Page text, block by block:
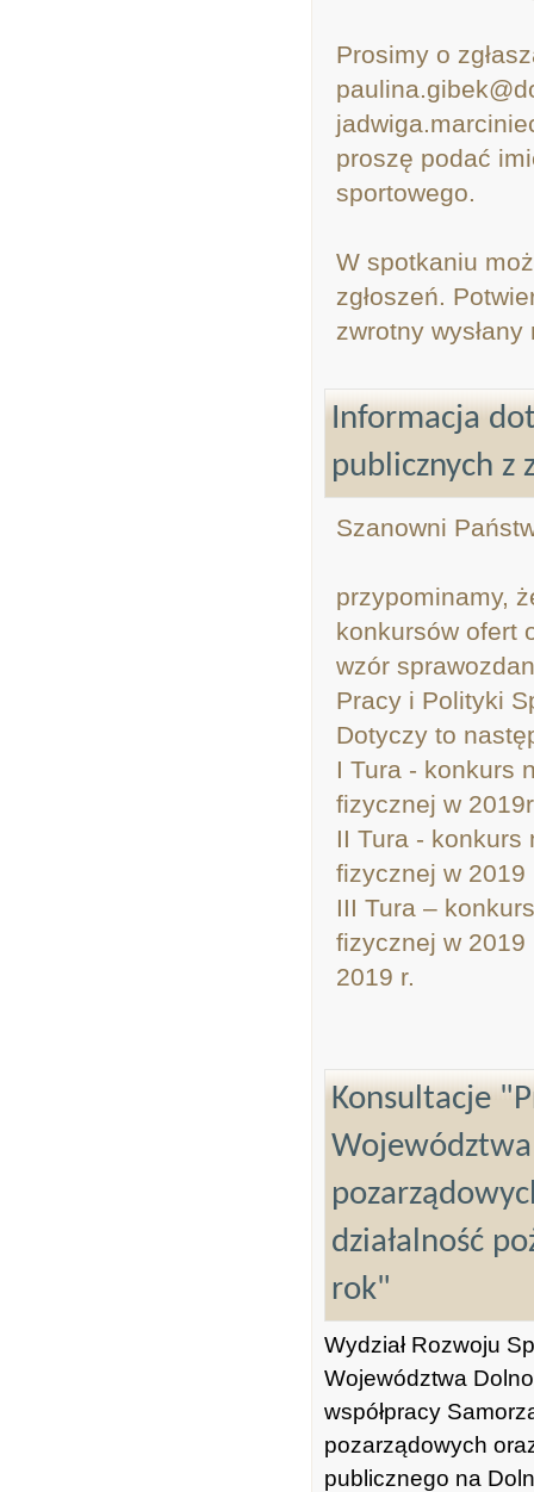
Prosimy o
proszę podać
sportowego.
W spotkaniu
zgłoszeń.
zwrotny
Informacja
publicznych z
Szanowni
przypominamy,
konkursów ofert
wzór
Pracy i Polityki
Dotyczy to
I Tura - konkurs
fizycznej w
II Tura -
fizycznej w 2019
III Tura –
fizycznej w 2019
2019 r.
Konsultacje
działalność
rok"
Wydział Rozwoju
Województwa
współpracy
pozarządowych
publicznego na